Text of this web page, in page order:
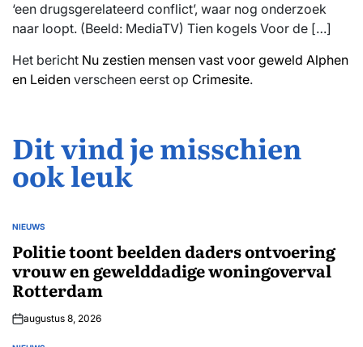
‘een drugsgerelateerd conflict’, waar nog onderzoek
naar loopt. (Beeld: MediaTV) Tien kogels Voor de […]
Het bericht Nu zestien mensen vast voor geweld Alphen
en Leiden verscheen eerst op Crimesite.
Dit vind je misschien
ook leuk
GEPLAATST
NIEUWS
Politie toont beelden daders ontvoering
vrouw en gewelddadige woningoverval
Rotterdam
augustus 8, 2026